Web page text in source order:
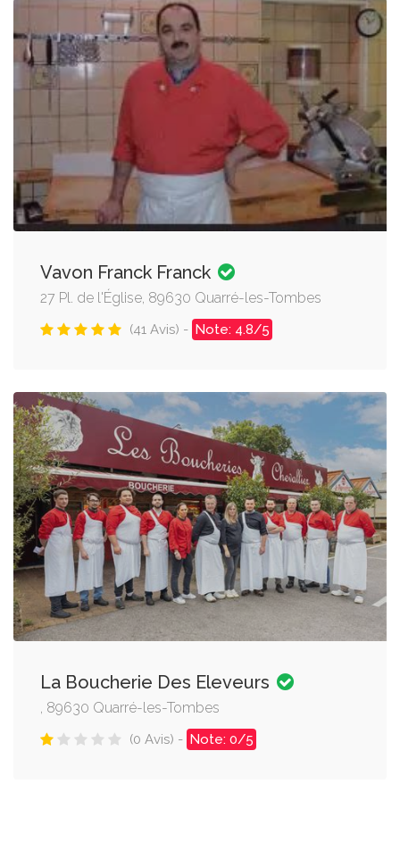
Vavon Franck Franck
27 Pl. de l'Église, 89630 Quarré-les-Tombes
(41 Avis) - Note: 4.8/5
La Boucherie Des Eleveurs
, 89630 Quarré-les-Tombes
(0 Avis) - Note: 0/5